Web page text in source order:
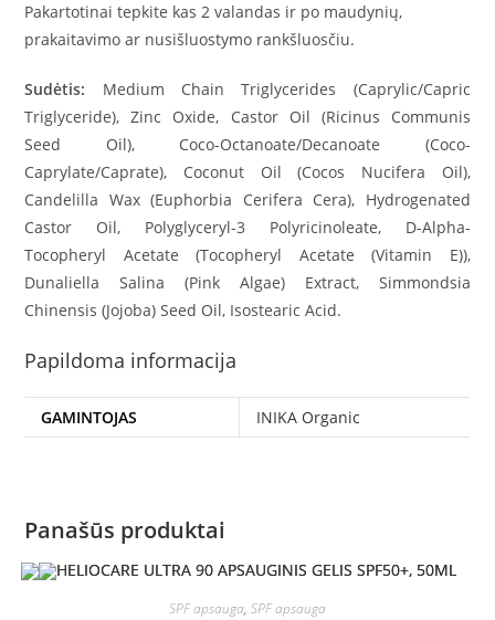
Pakartotinai tepkite kas 2 valandas ir po maudynių,
prakaitavimo ar nusišluostymo rankšluosčiu.
Sudėtis: Medium Chain Triglycerides (Caprylic/Capric
Triglyceride), Zinc Oxide, Castor Oil (Ricinus Communis
Seed Oil), Coco-Octanoate/Decanoate (Coco-
Caprylate/Caprate), Coconut Oil (Cocos Nucifera Oil),
Candelilla Wax (Euphorbia Cerifera Cera), Hydrogenated
Castor Oil, Polyglyceryl-3 Polyricinoleate, D-Alpha-
Tocopheryl Acetate (Tocopheryl Acetate (Vitamin E)),
Dunaliella Salina (Pink Algae) Extract, Simmondsia
Chinensis (Jojoba) Seed Oil, Isostearic Acid.
Papildoma informacija
GAMINTOJAS INIKA Organic
Panašūs produktai
SPF apsauga, SPF apsauga